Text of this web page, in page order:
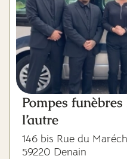
Pompes
l’autre
146 bis Rue du
59220 Denain